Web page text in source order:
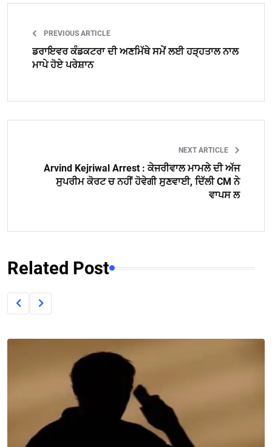
PREVIOUS ARTICLE
ਡਰਾਇਵਰ ਕੰਡਕਟਰਾ ਦੀ ਅਣਮਿੱਥੇ ਸਮੇਂ ਲਈ ਹੜ੍ਹਤਾਲ ਨਾਲ
ਮਾਪੇ ਹੋਏ ਪਰੇਸ਼ਾਨ
NEXT ARTICLE
Arvind Kejriwal Arrest : ਕੇਜਰੀਵਾਲ ਮਾਮਲੇ ਦੀ ਅੱਜ
ਸੁਪਰੀਮ ਕੋਰਟ ਚ ਨਹੀਂ ਹੋਵੇਗੀ ਸੁਣਵਾਈ, ਦਿੱਲੀ CM ਨੇ
ਵਾਪਸ ਲ
Related Post